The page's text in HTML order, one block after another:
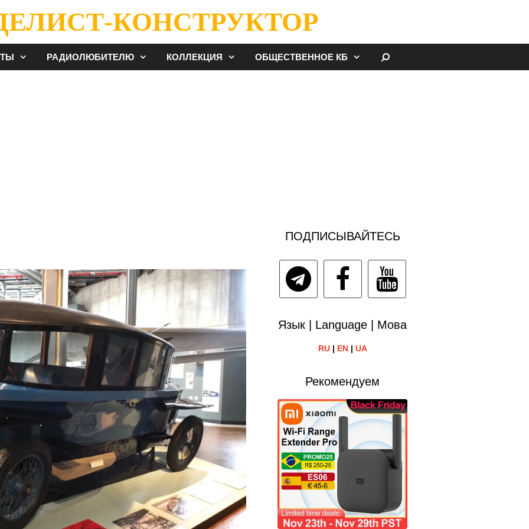
КОНСТРУКТОР
РАДИОЛЮБИТЕЛЮ КОЛЛЕКЦИЯ ОБЩЕСТВЕННОЕ КБ
ПОДПИСЫВАЙТЕСЬ
Язык | Language | Мова
RU| EN| UA
Рекомендуем